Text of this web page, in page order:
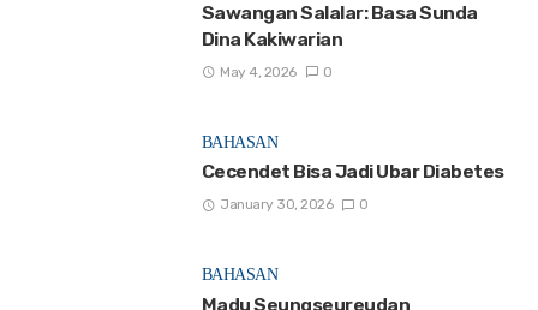
Sawangan Salalar: Basa Sunda
Dina Kakiwarian
May 4, 2026 0
BAHASAN
Cecendet Bisa Jadi Ubar Diabetes
January 30, 2026 0
BAHASAN
Madu Seungseureudan